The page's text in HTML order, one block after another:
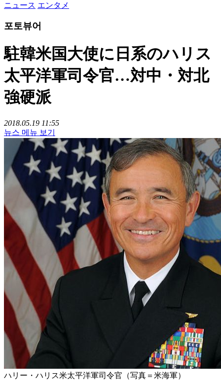
ニュース エンタメ
포토뷰어
駐韓米国大使に日系のハリス
太平洋軍司令官…対中・対北
強硬派
2018.05.19 11:55
뉴스 메뉴 보기
ハリー・ハリス米太平洋軍司令官（写真＝米海軍）